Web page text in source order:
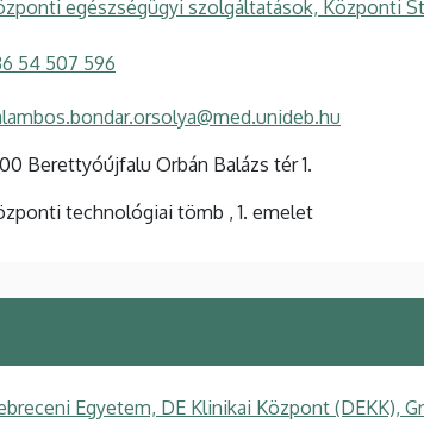
egészségügyi szolgáltatások, Központi
54 507 596
Berettyóújfalu Orbán Balázs tér 1.
technológiai tömb , 1. emelet
Egyetem, DE Klinikai Központ (DEKK),